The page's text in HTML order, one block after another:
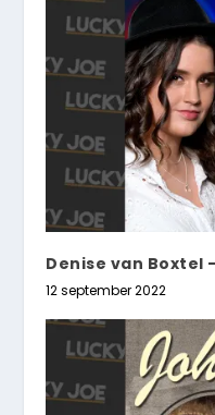
Denise van Boxtel
12 september 2022